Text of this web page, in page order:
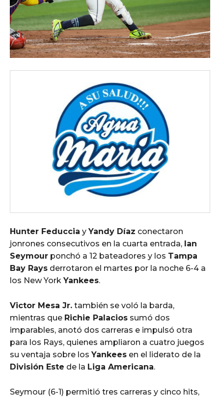
Hunter Feduccia y Yandy Díaz conectaron
jonrones consecutivos en la cuarta entrada, Ian
Seymour ponchó a 12 bateadores y los Tampa
Bay Rays derrotaron el martes por la noche 6-4 a
los New York Yankees.
Victor Mesa Jr. también se voló la barda,
mientras que Richie Palacios sumó dos
imparables, anotó dos carreras e impulsó otra
para los Rays, quienes ampliaron a cuatro juegos
su ventaja sobre los Yankees en el liderato de la
División Este de la Liga Americana.
Seymour (6-1) permitió tres carreras y cinco hits,